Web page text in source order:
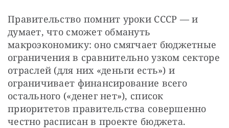
Правительство помнит уроки СССР — и
думает, что сможет обмануть
макроэкономику: оно смягчает бюджетные
ограничения в сравнительно узком секторе
отраслей (для них «деньги есть») и
ограничивает финансирование всего
остального («денег нет»), список
приоритетов правительства совершенно
честно расписан в проекте бюджета.